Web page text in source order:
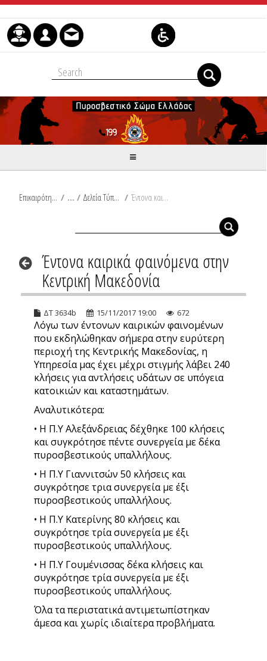
Μετάβαση στο περιεχόμενο
Επικαιρότητα / Δελτία Τύπου / Έντονα καιρικά φαινόμενα στην Κεντρική Μακεδονία
Έντονα καιρικά φαινόμενα στην
Κεντρική Μακεδονία
ΔΤ 3634b 15/11/2017 19:00 672
Λόγω των έντονων καιρικών φαινομένων
που εκδηλώθηκαν σήμερα στην ευρύτερη
περιοχή της Κεντρικής Μακεδονίας, η
Υπηρεσία μας έχει μέχρι στιγμής λάβει 240
κλήσεις για αντλήσεις υδάτων σε υπόγεια
κατοικιών και καταστημάτων.
Αναλυτικότερα:
• Η Π.Υ Αλεξάνδρειας δέχθηκε 100 κλήσεις
και συγκρότησε πέντε συνεργεία με δέκα
πυροσβεστικούς υπαλλήλους.
• Η Π.Υ Γιαννιτσών 50 κλήσεις και
συγκρότησε τρια συνεργεία με έξι
πυροσβεστικούς υπαλλήλους.
• Η Π.Υ Κατερίνης 80 κλήσεις και
συγκρότησε τρία συνεργεία με έξι
πυροσβεστικούς υπαλλήλους.
• Η Π.Υ Γουμένισσας δέκα κλήσεις και
συγκρότησε τρία συνεργεία με έξι
πυροσβεστικούς υπαλλήλους.
Όλα τα περιστατικά αντιμετωπίστηκαν
άμεσα και χωρίς ιδιαίτερα προβλήματα.